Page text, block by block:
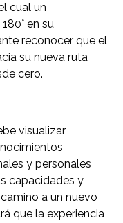
cual un
en su
reconocer que el
su nueva ruta
cero.
visualizar
y personales
capacidades y
a un nuevo
que la experiencia